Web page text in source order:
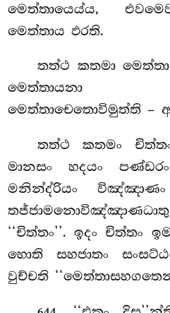
මෙත්තායෙය්ය,
මෙත්තාය ඵරති.
තත්ථ කතමා
මෙත්තායනා
මෙත්තාචෙතොවිමුත්ති –
තත්ථ කතමං
මානසං හදයං
මනින්ද්රියං
‘‘චිත්තං’’. ඉදං චිත්තං
හොති සහජාතං
වුච්චති